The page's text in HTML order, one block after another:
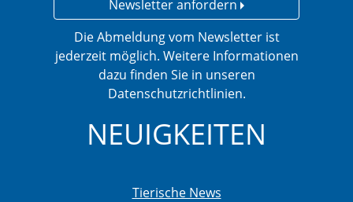
Newsletter anfordern
Die Abmeldung vom Newsletter ist
jederzeit möglich. Weitere Informationen
dazu finden Sie in unseren
Datenschutzrichtlinien.
NEUIGKEITEN
Tierische News